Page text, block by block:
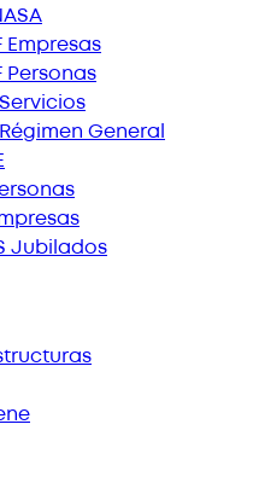
Empresas
Personas
General
Jubilados